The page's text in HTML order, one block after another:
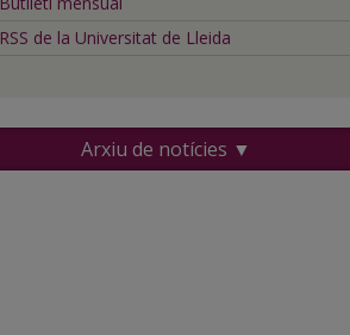
RSS de la Universitat de Lleida
Arxiu de notícies ▼